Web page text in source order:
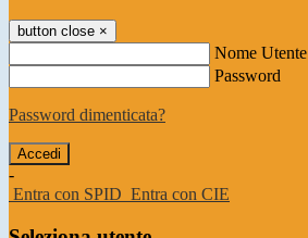
button close ×
Nome Utente
Password
Password dimenticata?
-
Entra con SPID Entra con CIE